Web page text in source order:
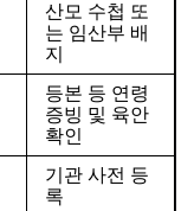
산모 수첩 또
는 임산부 배
지
등본 등 연령
증빙 및 육안
확인
기관 사전 등
록